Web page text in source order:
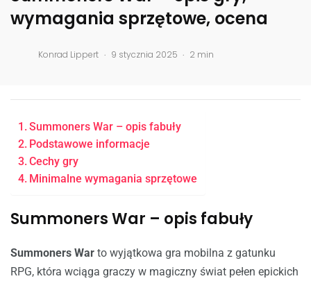
wymagania sprzętowe, ocena
Konrad Lippert . 9 stycznia 2025 . 2 min
Summoners War – opis fabuły
Podstawowe informacje
Cechy gry
Minimalne wymagania sprzętowe
Summoners War – opis fabuły
Summoners War to wyjątkowa gra mobilna z gatunku
RPG, która wciąga graczy w magiczny świat pełen epickich